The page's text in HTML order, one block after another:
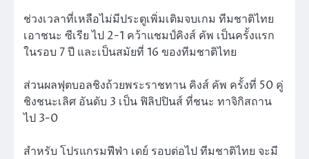
ช่วงเวลาที่เหลือไม่มีประตูเพิ่มเติมจบเกม ทีมชาติไทย
เอาชนะ ซีเรีย ไป 2-1 คว้าแชมป์คิงส์ คัพ เป็นครั้งแรก
ในรอบ 7 ปี และเป็นสมัยที่ 16 ของทีมชาติไทย
ส่วนผลฟุตบอลชิงถ้วยพระราชทาน คิงส์ คัพ ครั้งที่ 50 คู่
ชิงชนะเลิศ อันดับ 3 เป็น ฟิลิปปินส์ ที่ชนะ ทาจิกิสถาน
ไป 3-0
สำหรับ โปรแกรมฟีฟ่า เดย์ รอบต่อไป ทีมชาติไทย จะมี